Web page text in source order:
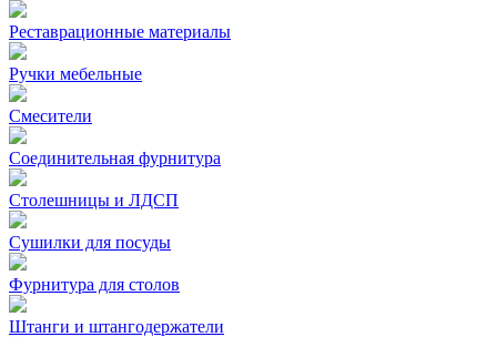
Реставрационные материалы
Ручки мебельные
Смесители
Соединительная фурнитура
Столешницы и ЛДСП
Сушилки для посуды
Фурнитура для столов
Штанги и штангодержатели